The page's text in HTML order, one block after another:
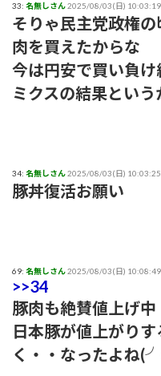
33: 名無しさん2025/08/03(日)
そりゃ民主党政権
肉を買えたからな
今は円安で買い負
ミクスの結果という
34: 名無しさん2025/08/03(日)
豚丼復活お願い
69: 名無しさん2025/08/03(日)
>>34
豚肉も絶賛値上げ中
日本豚が値上がり
く・・なったよね